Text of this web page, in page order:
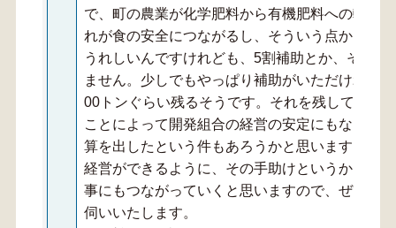
で、町の農業が化学肥料から有機肥料への転換
れが食の安全につながるし、そういう点からで
うれしいんですけれども、5割補助とか、そう
ません。少しでもやっぱり補助がいただければ
00トンぐらい残るそうです。それを残してとい
ことによって開発組合の経営の安定にもなりま
算を出したという件もあろうかと思います。そ
経営ができるように、その手助けというか、そ
事にもつながっていくと思いますので、ぜひそ
伺いいたします。